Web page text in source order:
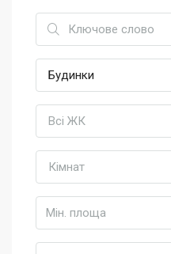
Будинки
Всі ЖК
Кімнат